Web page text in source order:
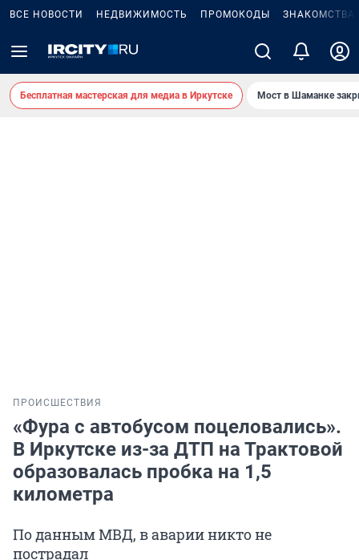
ВСЕ НОВОСТИ НЕДВИЖИМОСТЬ ПРОМОКОДЫ ЗНАКОМСТВА
Бесплатная мастерская для медиа в Иркутске Мост в Шаманке
ПРОИСШЕСТВИЯ
«Фура с автобусом поцеловались».
В Иркутске из-за ДТП на Трактовой
образовалась пробка на 1,5
километра
По данным МВД, в аварии никто не
пострадал